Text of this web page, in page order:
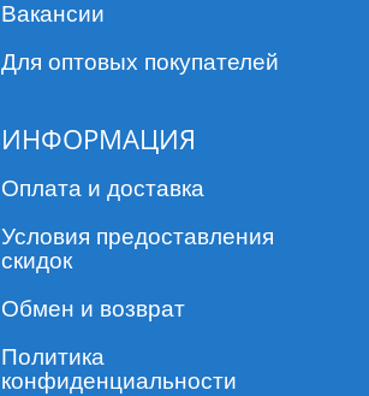
Вакансии
Для оптовых покупателей
ИНФОРМАЦИЯ
Оплата и доставка
Условия предоставления
скидок
Обмен и возврат
Политика
конфиденциальности